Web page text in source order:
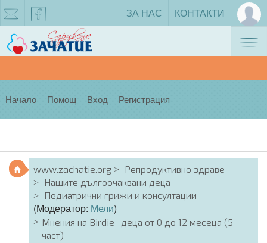
facebook
ЗА НАС КОНТАКТИ
Начало Помощ Вход Регистрация
www.zachatie.org
Репродуктивно здраве
Нашите дългоочаквани деца
Педиатрични грижи и консултации
(Модератор: Мели)
Мнения на Birdie- деца от 0 до 12 месеца (5
част)